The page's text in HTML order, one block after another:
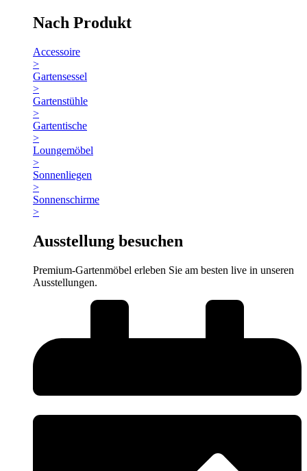
Nach Produkt
Accessoire
>
Gartensessel
>
Gartenstühle
>
Gartentische
>
Loungemöbel
>
Sonnenliegen
>
Sonnenschirme
>
Ausstellung besuchen
Premium-Gartenmöbel erleben Sie am besten live in unseren
Ausstellungen.